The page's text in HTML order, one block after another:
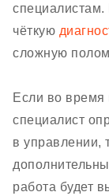
чёткую
сложную
Если во
специалист
в управлении,
работа будет